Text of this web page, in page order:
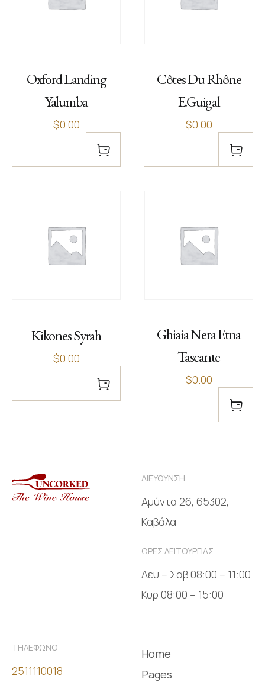
Oxford Landing
Yalumba
$0.00
Côtes Du Rhône
E.Guigal
$0.00
Kikones Syrah
$0.00
Ghiaia Nera Etna
Tascante
$0.00
ΔΙΕΥΘΥΝΣΗ
Αμύντα 26, 65302,
Καβάλα
ΩΡΕΣ ΛΕΙΤΟΥΡΓΙΑΣ
Δευ – Σαβ 08:00 – 11:00
Κυρ 08:00 – 15:00
ΤΗΛΕΦΩΝΟ
2511110018
Home
Pages